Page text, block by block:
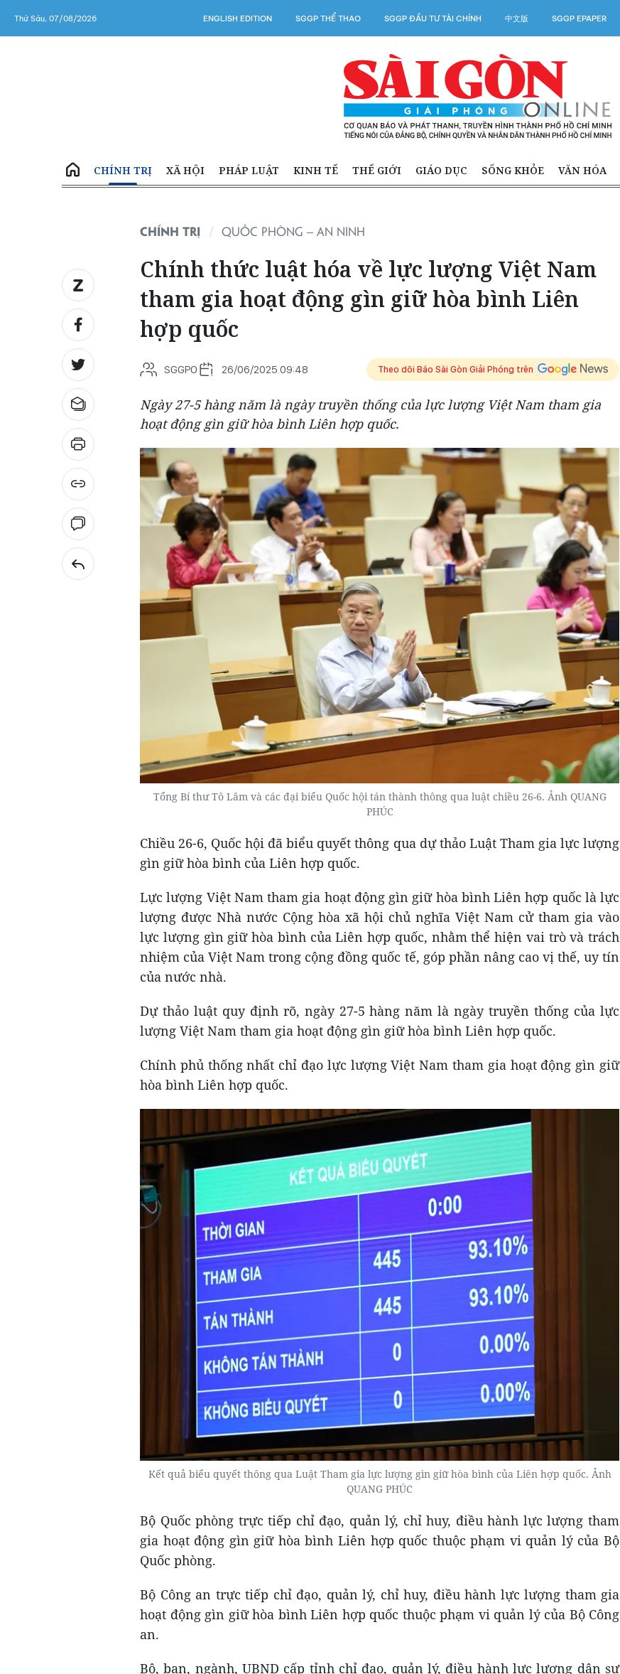
Thứ Sáu, 07/08/2026 ENGLISH EDITION SGGP THỂ THAO SGGP ĐẦU TƯ TÀI CHÍNH 中文版 SGGP EPAPER
CHÍNH TRỊ XÃ HỘI PHÁP LUẬT KINH TẾ THẾ GIỚI GIÁO DỤC SỐNG KHỎE VĂN HÓA
CHÍNH TRỊ QUỐC PHÒNG – AN NINH
Chính thức luật hóa về lực lượng Việt Nam
tham gia hoạt động gìn giữ hòa bình Liên
hợp quốc
SGGPO 26/06/2025 09:48 Theo dõi Báo Sài Gòn Giải Phóng trên
Ngày 27-5 hàng năm là ngày truyền thống của lực lượng Việt Nam tham gia
hoạt động gìn giữ hòa bình Liên hợp quốc.
Tổng Bí thư Tô Lâm và các đại biểu Quốc hội tán thành thông qua luật chiều 26-6. Ảnh QUANG
PHÚC
Chiều 26-6, Quốc hội đã biểu quyết thông qua dự thảo Luật Tham gia lực lượng
gìn giữ hòa bình của Liên hợp quốc.
Lực lượng Việt Nam tham gia hoạt động gìn giữ hòa bình Liên hợp quốc là lực
lượng được Nhà nước Cộng hòa xã hội chủ nghĩa Việt Nam cử tham gia vào
lực lượng gìn giữ hòa bình của Liên hợp quốc, nhằm thể hiện vai trò và trách
nhiệm của Việt Nam trong cộng đồng quốc tế, góp phần nâng cao vị thế, uy tín
của nước nhà.
Dự thảo luật quy định rõ, ngày 27-5 hàng năm là ngày truyền thống của lực
lượng Việt Nam tham gia hoạt động gìn giữ hòa bình Liên hợp quốc.
Chính phủ thống nhất chỉ đạo lực lượng Việt Nam tham gia hoạt động gìn giữ
hòa bình Liên hợp quốc.
Kết quả biểu quyết thông qua Luật Tham gia lực lượng gìn giữ hòa bình của Liên hợp quốc. Ảnh
QUANG PHÚC
Bộ Quốc phòng trực tiếp chỉ đạo, quản lý, chỉ huy, điều hành lực lượng tham
gia hoạt động gìn giữ hòa bình Liên hợp quốc thuộc phạm vi quản lý của Bộ
Quốc phòng.
Bộ Công an trực tiếp chỉ đạo, quản lý, chỉ huy, điều hành lực lượng tham gia
hoạt động gìn giữ hòa bình Liên hợp quốc thuộc phạm vi quản lý của Bộ Công
an.
Bộ, ban, ngành, UBND cấp tỉnh chỉ đạo, quản lý, điều hành lực lượng dân sự